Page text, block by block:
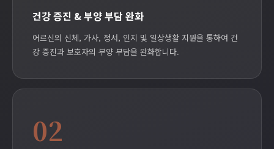
건강 증진 & 부양 부담 완화
어르신의 신체, 가사, 정서, 인지 및 일상생활 지원을 통하여 건
강 증진과 보호자의 부양 부담을 완화합니다.
02